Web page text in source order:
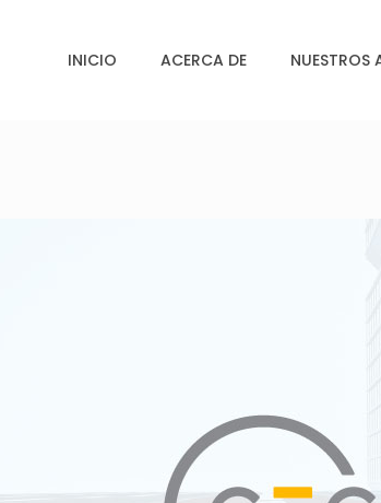
INICIO ACERCA DE NUESTROS